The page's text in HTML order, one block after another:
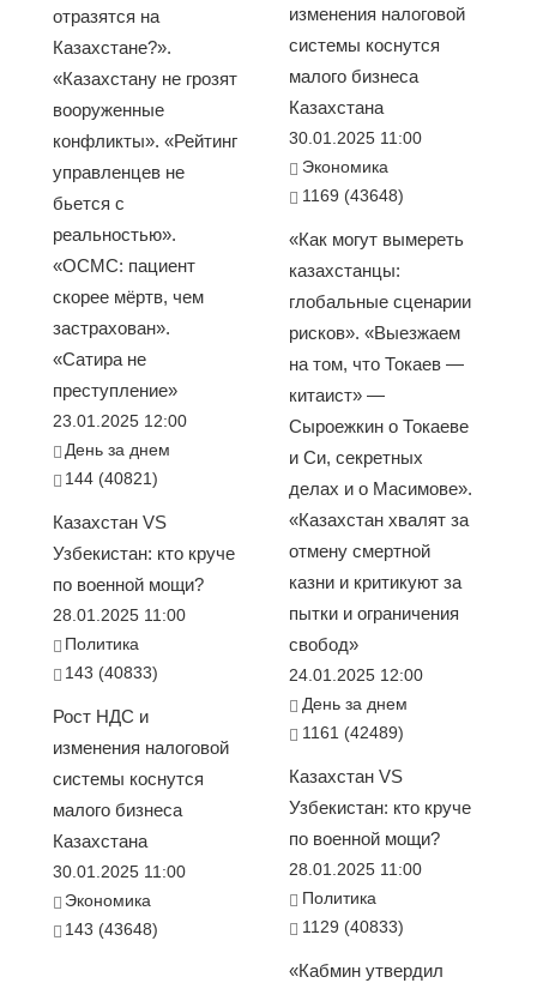
отразятся на
Казахстане?».
«Казахстану не грозят
вооруженные
конфликты». «Рейтинг
управленцев не
бьется с
реальностью».
«ОСМС: пациент
скорее мёртв, чем
застрахован».
«Сатира не
преступление»
23.01.2025 12:00
День за днем
144 (40821)
Казахстан VS
Узбекистан: кто круче
по военной мощи?
28.01.2025 11:00
Политика
143 (40833)
Рост НДС и
изменения налоговой
системы коснутся
малого бизнеса
Казахстана
30.01.2025 11:00
Экономика
143 (43648)
изменения налоговой
системы коснутся
малого бизнеса
Казахстана
30.01.2025 11:00
Экономика
1169 (43648)
«Как могут вымереть
казахстанцы:
глобальные сценарии
рисков». «Выезжаем
на том, что Токаев —
китаист» —
Сыроежкин о Токаеве
и Си, секретных
делах и о Масимове».
«Казахстан хвалят за
отмену смертной
казни и критикуют за
пытки и ограничения
свобод»
24.01.2025 12:00
День за днем
1161 (42489)
Казахстан VS
Узбекистан: кто круче
по военной мощи?
28.01.2025 11:00
Политика
1129 (40833)
«Кабмин утвердил